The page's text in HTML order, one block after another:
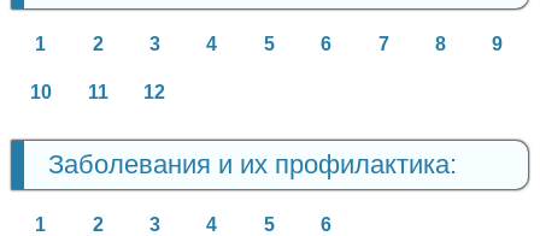
1 2 3 4 5 6 7 8 9
10 11 12
Заболевания и их профилактика:
1 2 3 4 5 6